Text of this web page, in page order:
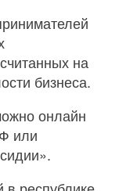
на
бизнеса.
онлайн
или